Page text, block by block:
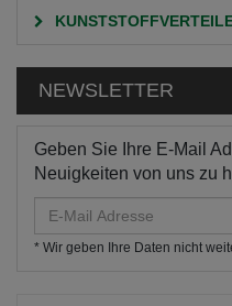
NEWSLETTER
Geben Sie Ihre E-Mail
Neuigkeiten von uns zu
Mail
Adresse
* Wir geben Ihre Daten nicht